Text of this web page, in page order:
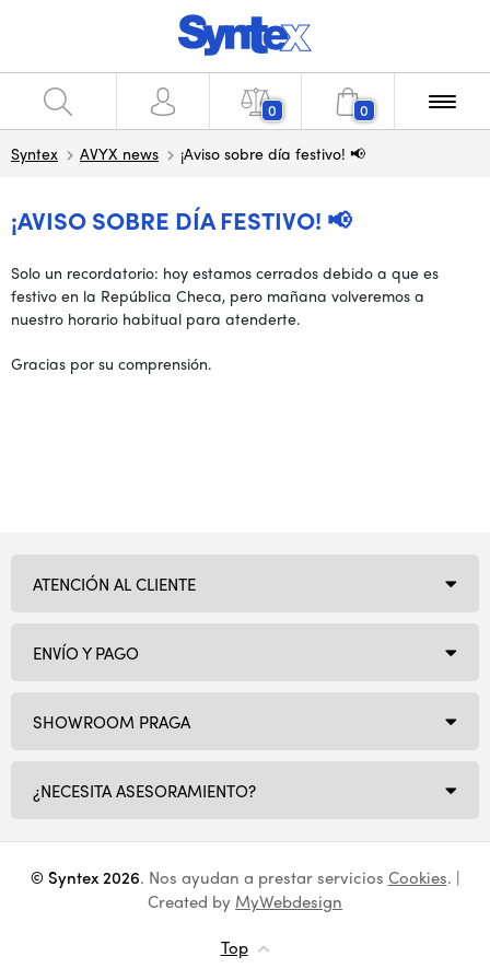
0 0
Syntex AVYX news ¡Aviso sobre día festivo! 📢
¡AVISO SOBRE DÍA FESTIVO! 📢
Solo un recordatorio: hoy estamos cerrados debido a que es
festivo en la República Checa, pero mañana volveremos a
nuestro horario habitual para atenderte.
Gracias por su comprensión.
SHOWROOM PRAGA
¿NECESITA ASESORAMIENTO?
ATENCIÓN AL CLIENTE
ENVÍO Y PAGO
© Syntex 2026. Nos ayudan a prestar servicios Cookies. |
Created by MyWebdesign
Top